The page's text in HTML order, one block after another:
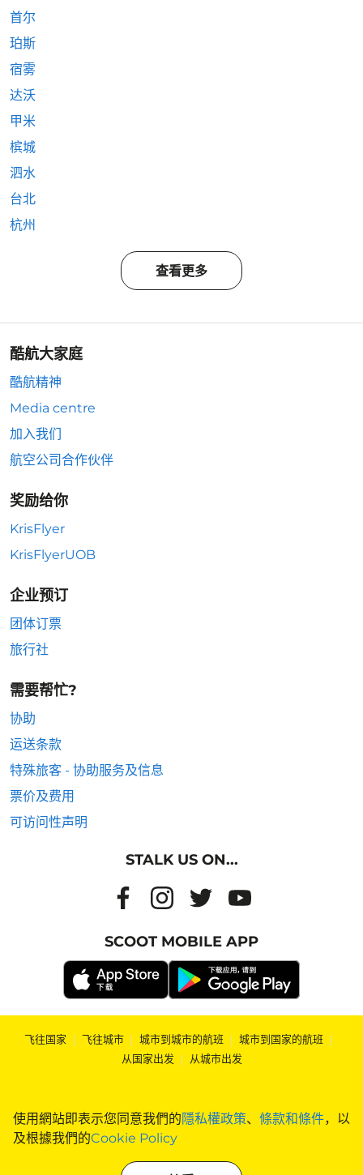
使用網站即表示您同意我們的隱私權政策、 條款和條件，以
及根據我們的Cookie Policy
首尔
珀斯
宿雾
达沃
甲米
槟城
泗水
台北
杭州
查看更多
酷航大家庭
酷航精神
Media centre
加入我们
航空公司合作伙伴
奖励给你
KrisFlyer
KrisFlyerUOB
企业预订
团体订票
旅行社
需要帮忙?
协助
运送条款
特殊旅客 - 协助服务及信息
票价及费用
可访问性声明
STALK US ON...
SCOOT MOBILE APP
飞往国家 | 飞往城市 | 城市到城市的航班 | 城市到国家的航班 |
从国家出发 | 从城市出发